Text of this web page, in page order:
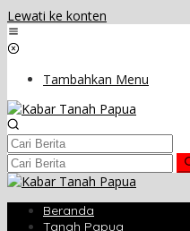
Lewati ke konten
Tambahkan Menu
Beranda
Tanah Papua